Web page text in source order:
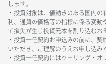
します。
・投資対象は、値動きのある国内
利、通貨の価格等の指標に係る変動
て損失が生じ投資元本を割り込むお
・投資一任契約お申込みの前に、
いただき、ご理解のうえお申し込み
・投資一任契約にはクーリング・オ